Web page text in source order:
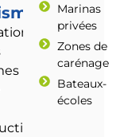
Marinas
privées
Zones de
carénage
Bateaux-
écoles